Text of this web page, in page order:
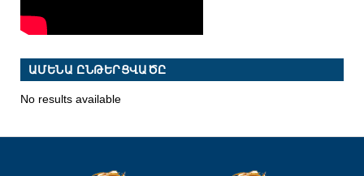
ԱՄԵՆԱ ԸՆԹԵՐՑՎԱԾԸ
No results available